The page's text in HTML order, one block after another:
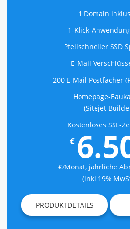
1 Domain
1-Klick-
Pfeilschneller SSD
E-Mail
200 E-Mail Postfächer
Homepage-
(Sitejet
Kostenloses SSL-
€
€/Monat, jährliche
(inkl.19%
PRODUKTDETAILS